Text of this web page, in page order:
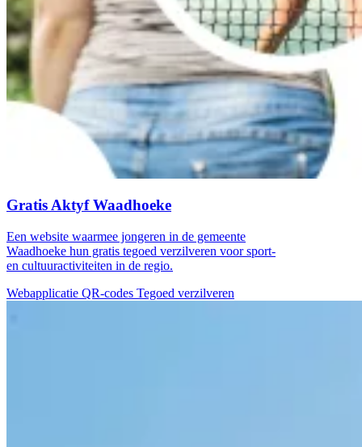
Gratis Aktyf Waadhoeke
Een website waarmee jongeren in de gemeente
Waadhoeke hun gratis tegoed verzilveren voor sport-
en cultuuractiviteiten in de regio.
Webapplicatie QR-codes Tegoed verzilveren